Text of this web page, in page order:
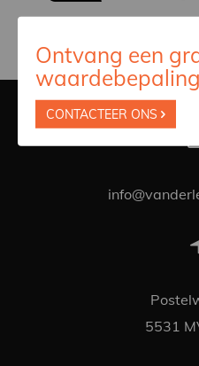
Ontvang een
waardebepaling
CONTACTEER ONS
5531